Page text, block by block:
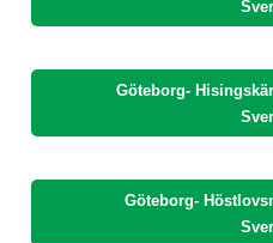
Göteborg-
Göteborg-